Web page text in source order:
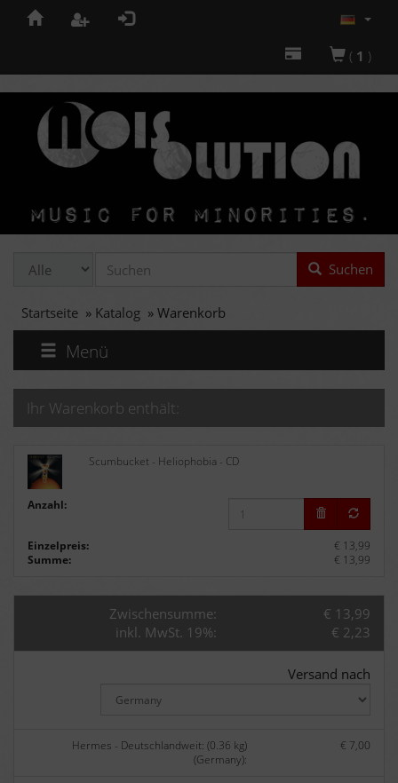
( 1 )
Suchen
Startseite » Katalog » Warenkorb
Menü
Ihr Warenkorb enthält:
Scumbucket - Heliophobia - CD
Anzahl:
Einzelpreis:
€ 13,99
Summe:
€ 13,99
Zwischensumme:
€ 13,99
inkl. MwSt. 19%:
€ 2,23
Versand nach
Hermes - Deutschlandweit: (0.36 kg)
(Germany):
€ 7,00